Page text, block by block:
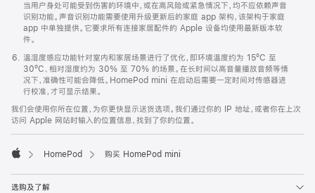
当用户身处可能受到伤害的环境中，或在高风险或紧急情况下，均不应依赖声音
识别功能。声音识别功能需要使用升级更新后的家庭 app 架构，该架构于家庭
app 中单独提供。它要求所有连接家居配件的 Apple 设备均使用最新版本软
件。
温湿度感应功能针对室内和家居场景进行了优化，即环境温度约为 15ºC 至
30ºC、相对湿度约为 30% 至 70% 的场景。在长时间以高音量播放音频等情
况下，准确性可能会降低。HomePod mini 在启动后需要一定时间对传感器进
行校准，才可显示结果。
我们会使用你所在位置，为你更快显示送货选项。我们通过你的 IP 地址，或者你在上次
访问 Apple 网站时输入的位置信息，找到了你的位置。
HomePod 购买 HomePod mini
选购及了解